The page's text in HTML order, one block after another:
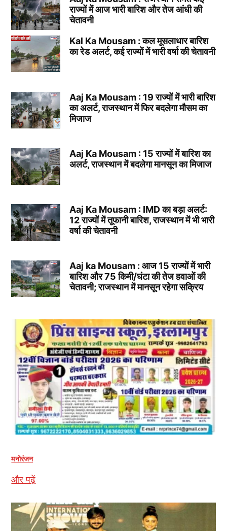
राज्यों में आज भारी बारिश और तेज आंधी की
चेतावनी
Kal Ka Mousam : कल मूसलाधार बारिश
का रेड अलर्ट, कई राज्यों में भारी वर्षा की चेतावनी
Aaj Ka Mousam : 19 राज्यों में भारी बारिश
का अलर्ट, राजस्थान में फिर बदलेगा मौसम का
मिजाज
Aaj Ka Mousam : 15 राज्यों में बारिश का
अलर्ट, राजस्थान में बदलेगा मानसून का मिजाज
Aaj Ka Mousam : IMD का बड़ा अलर्ट:
12 राज्यों में तूफानी बारिश, राजस्थान में भी भारी
वर्षा की चेतावनी
Aaj ka Mousam : आज 15 राज्यों में भारी
बारिश और 75 किमी/घंटा की तेज हवाओं की
चेतावनी; राजस्थान में मानसून रहेगा सक्रिय
मनोरंजन
और पढ़ें